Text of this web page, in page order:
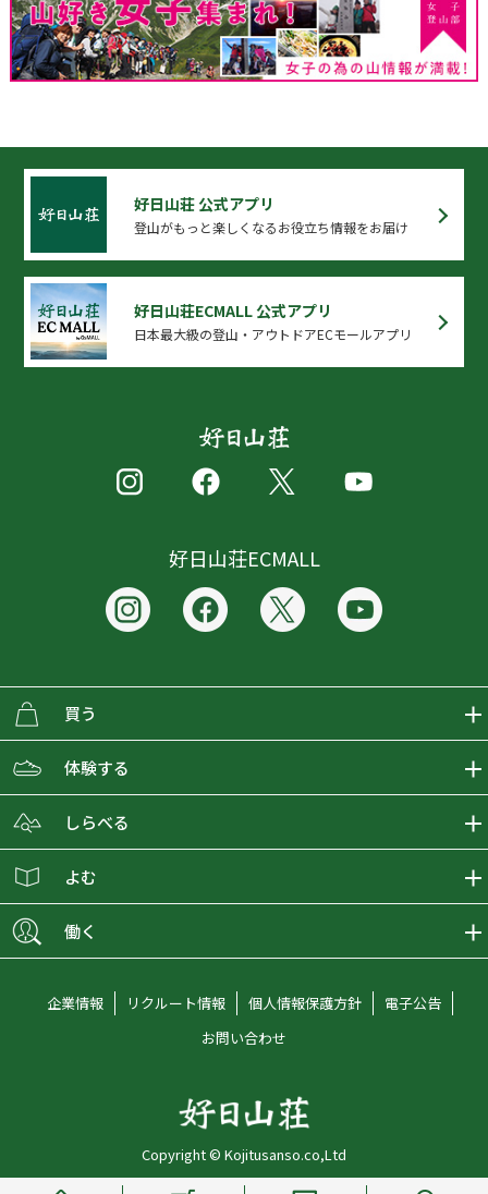
好日山荘 公式アプリ
登山がもっと楽しくなるお役立ち情報をお届け
好日山荘ECMALL 公式アプリ
日本最大級の登山・アウトドアECモールアプリ
好日山荘ECMALL
買う
ECMALLの商品をさがす
取り扱いブランド一覧
ショップブログ
会員募集
体験する
おとな女子登山部
グラビティリサーチ
しらべる
登山レポート
オンラインコンシェルジュ
よむ
働く
アルバイト採用情報
社員メッセージ
企業情報 リクルート情報 個人情報保護方針
電子公告
お問い合わせ
Copyright © Kojitusanso.co,Ltd